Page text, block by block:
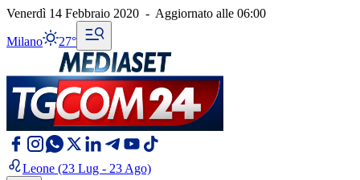
Venerdì 14 Febbraio 2020 - Aggiornato alle 06:00
Milano 27°
Leone (23 Lug - 23 Ago)